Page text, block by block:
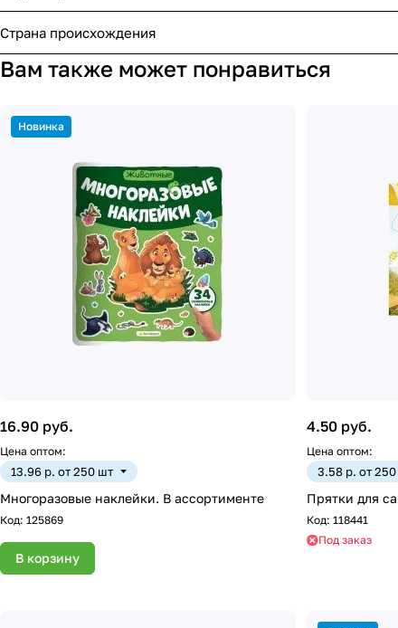
Страна происхождения
Вам также может понравиться
Новинка
16.90 руб.
Цена оптом:
13.96 р. от 250 шт
Многоразовые наклейки. В ассортименте
Код: 125869
В корзину
4.50 руб.
Цена оптом:
3.58 р. от
Прятки для
Код: 118441
Под заказ